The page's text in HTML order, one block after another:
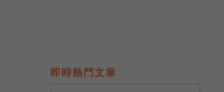
即時熱門文章